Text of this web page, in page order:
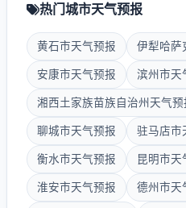
热门城市天气预报
黄石市天气预报 伊犁哈萨
安康市天气预报 滨州市天
湘西土家族苗族自治州天气预
聊城市天气预报 驻马店市
衡水市天气预报 昆明市天
淮安市天气预报 德州市天